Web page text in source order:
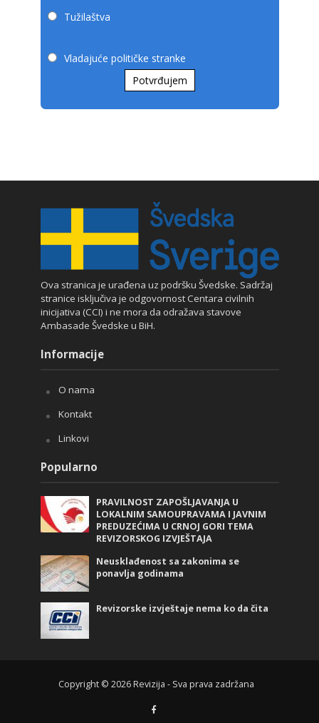
Tužilaštva
Vladajuće političke stranke
Potvrđujem
Ova stranica je urađena uz podršku Švedske. Sadržaj
stranice isključiva je odgovornost Centara civilnih
inicijativa (CCI) i ne mora da odražava stavove
Ambasade Švedske u BiH.
Informacije
O nama
Kontakt
Linkovi
Popularno
PRAVILNOST ZAPOŠLJAVANJA U
LOKALNIM SAMOUPRAVAMA I JAVNIM
PREDUZEĆIMA U CRNOJ GORI TEMA
REVIZORSKOG IZVJEŠTAJA
Neusklađenost sa zakonima se
ponavlja godinama
Revizorske izvještaje nema ko da čita
Copyright © 2026 Revizija - Sva prava zadržana